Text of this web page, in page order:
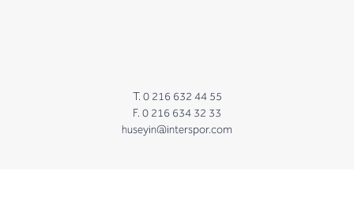
T. 0 216 632 44 55
F. 0 216 634 32 33
huseyin@interspor.com